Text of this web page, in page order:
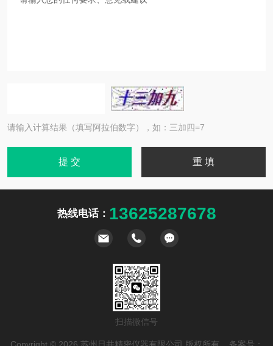
请输入计算结果（填写阿拉伯数字），如：三加四=7
热线电话： 13625287678
扫描微信号